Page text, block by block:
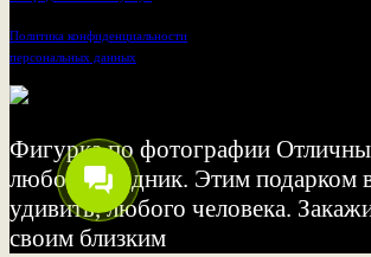
Политика конфиденциальности
персональных данных
Фигурка по фотографии
любой праздник. Этим подарком
удивить, любого человека.
своим близким